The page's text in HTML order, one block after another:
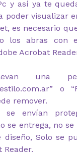
y así ya te
poder visualizar
es necesario
los abras con
Acrobat
una
o
remover.
se envían
se entrega, no
diseño, Solo se
Reader.